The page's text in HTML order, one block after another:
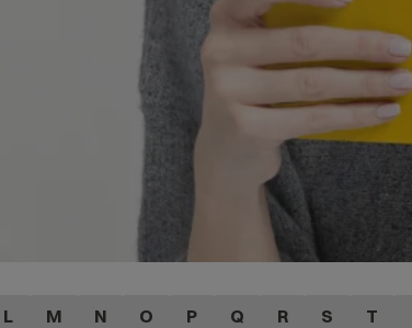
L M N O P Q R S T